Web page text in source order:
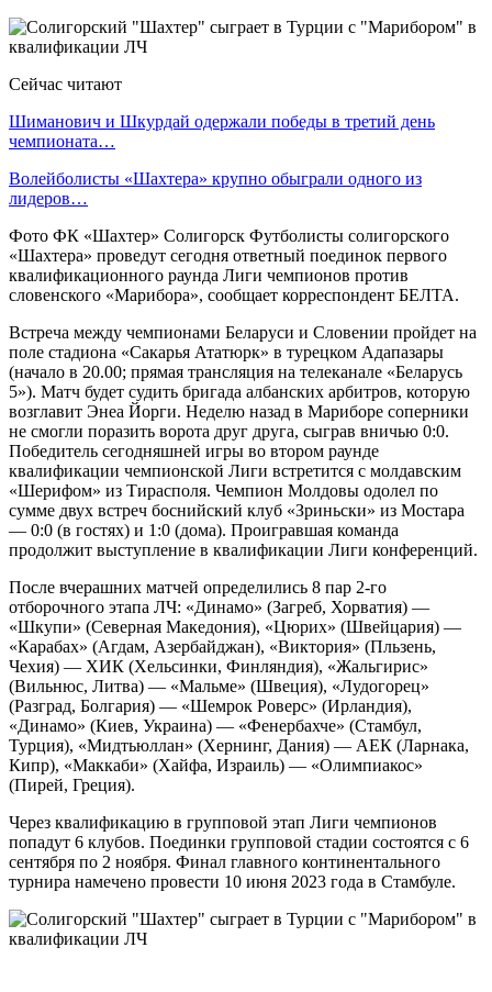
Сейчас читают
Шиманович и Шкурдай одержали победы в третий день
чемпионата…
Волейболисты «Шахтера» крупно обыграли одного из
лидеров…
Фото ФК «Шахтер» Солигорск Футболисты солигорского
«Шахтера» проведут сегодня ответный поединок первого
квалификационного раунда Лиги чемпионов против
словенского «Марибора», сообщает корреспондент БЕЛТА.
Встреча между чемпионами Беларуси и Словении пройдет на
поле стадиона «Сакарья Ататюрк» в турецком Адапазары
(начало в 20.00; прямая трансляция на телеканале «Беларусь
5»). Матч будет судить бригада албанских арбитров, которую
возглавит Энеа Йорги. Неделю назад в Мариборе соперники
не смогли поразить ворота друг друга, сыграв вничью 0:0.
Победитель сегодняшней игры во втором раунде
квалификации чемпионской Лиги встретится с молдавским
«Шерифом» из Тирасполя. Чемпион Молдовы одолел по
сумме двух встреч боснийский клуб «Зриньски» из Мостара
— 0:0 (в гостях) и 1:0 (дома). Проигравшая команда
продолжит выступление в квалификации Лиги конференций.
После вчерашних матчей определились 8 пар 2-го
отборочного этапа ЛЧ: «Динамо» (Загреб, Хорватия) —
«Шкупи» (Северная Македония), «Цюрих» (Швейцария) —
«Карабах» (Агдам, Азербайджан), «Виктория» (Пльзень,
Чехия) — ХИК (Хельсинки, Финляндия), «Жальгирис»
(Вильнюс, Литва) — «Мальме» (Швеция), «Лудогорец»
(Разград, Болгария) — «Шемрок Роверс» (Ирландия),
«Динамо» (Киев, Украина) — «Фенербахче» (Стамбул,
Турция), «Мидтьюллан» (Хернинг, Дания) — АЕК (Ларнака,
Кипр), «Маккаби» (Хайфа, Израиль) — «Олимпиакос»
(Пирей, Греция).
Через квалификацию в групповой этап Лиги чемпионов
попадут 6 клубов. Поединки групповой стадии состоятся с 6
сентября по 2 ноября. Финал главного континентального
турнира намечено провести 10 июня 2023 года в Стамбуле.